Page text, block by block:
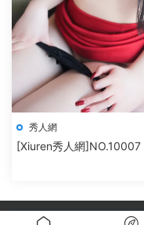
秀人網
[Xiuren秀人網]NO.10007